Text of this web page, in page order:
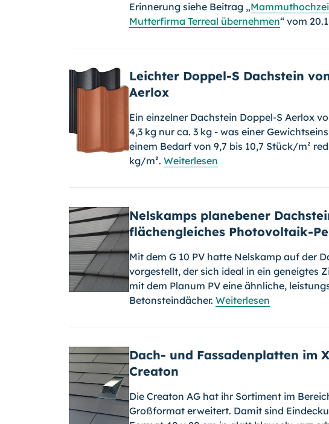
Erinnerung siehe Beitrag „
Mutterfirma Terreal übernehmen“ vom
Leichter Doppel-S Dachstein
Aerlox
Ein einzelner Dachstein Doppel-S Aerlox
4,3 kg nur ca. 3 kg - was einer
einem Bedarf von 9,7 bis 10,7 Stück/m²
kg/m². Weiterlesen
Nelskamps planebener
flächengleiches Photovoltaik-
Mit dem G 10 PV hatte Nelskamp auf der
vorgestellt, der sich ideal in ein geneigtes
mit dem Planum PV eine ähnliche,
Betonsteindächer. Weiterlesen
Dach- und Fassadenplatten im
Creaton
Die Creaton AG hat ihr Sortiment im
Großformat erweitert. Damit sind